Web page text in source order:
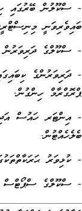
- ސްކޫލުން ބޭރުގައި
ބައިވެރިވަނީ
- ސްކޫލްގެ ދަރިވަރުން
- ދަރިވަރުންގެ
ޕްރޮގްރާމް ހިންގުން.
- އިންޓަރ ހައުސް
ބެލެހެއްޓުން.
- ކުޅިވަރު
- ސްކޫލްގެ ސްޕޯޓްސް